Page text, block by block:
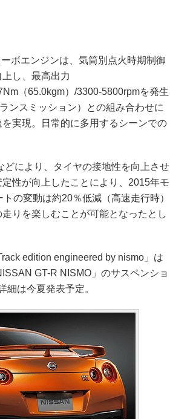
ボエンジンは、気筒別点火時期制御
し、最高出力
（65.0kgm）/3300-5800rpmを発生
ンスミッション）との組み合わせに
実現。日常的に多用するシーンでの
により、タイヤの接地性を向上させ
性が向上したことにより、2015年モ
の変動は約20％低減（高速走行時）
りを楽しむことが可能となったとし
edition engineered by nismo」は
GT-R NISMO」のサスペンショ
細は今夏発表予定。